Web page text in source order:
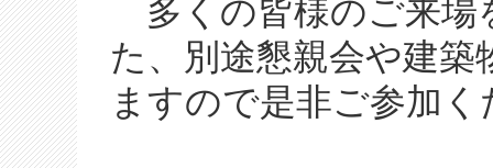
多くの皆様のご来場
た、別途懇親会や建
ますので是非ご参加